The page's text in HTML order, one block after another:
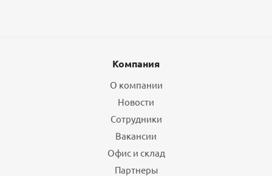
Компания
О компании
Новости
Сотрудники
Вакансии
Офис и склад
Партнеры